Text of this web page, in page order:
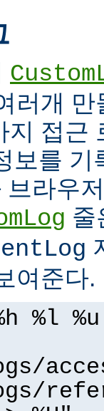
러개
지 접근
보를 기
브라우
줄
여준다.
%l